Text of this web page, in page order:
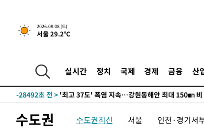
2026.08.08 (토)
서울 29.2℃
실시간 정치 국제 경제 금융 산
-21618초 전 >
[속보]뉴욕증시 상승 마감…S&P 0.6% 나스닥
-28492초 전 >
-21618초 전 > [속보]뉴욕증시 상승 마감…S&P 0.6% 나스닥
-21618초 전 >
[속보]뉴욕증시 상승 마감…S&P 0.6% 나스닥
수도권 수도권최신 서울 인천·경기서